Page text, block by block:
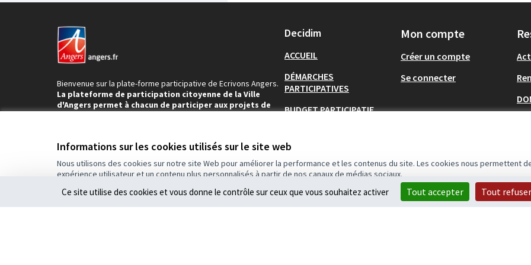
Informations sur les cookies utilisés sur le site web
Nous utilisons des cookies sur notre site Web pour améliorer la performance et les contenus du site. Les cookies nous permettent
expérience utilisateur et un contenu plus personnalisés à partir de nos canaux de médias sociaux.
Bienvenue sur la plate-forme participative de Ecrivons Angers.
La plateforme de participation citoyenne de la Ville
d'Angers permet à chacun de participer aux projets de
Decidim
ACCUEIL
DÉMARCHES
PARTICIPATIVES
BUDGET PARTICIPATIF
AIDE
Mon compte
Créer un compte
Se connecter
Conditions d'utilisationParamètres des cookies
Ce site utilise des cookies et vous donne le contrôle sur ceux que vous souhaitez activer Tout accepter Tout refuser